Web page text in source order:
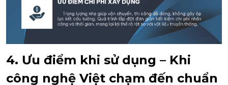
4. Ưu điểm khi sử dụng – Khi
công nghệ Việt chạm đến chuẩn